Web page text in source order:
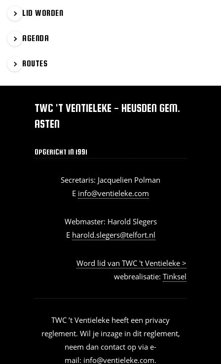
LID WORDEN
AGENDA
ROUTES
TWC 'T VENTIELEKE - HEUSDEN GEM.
ASTEN
OPGERICHT IN 1991
Secretaris: Jacquelien Polman
E info@ventieleke.com
Webmaster: Harold Slegers
E harold.slegers@telfort.nl
Word lid van TWC 't Ventieleke >
webrealisatie:Tinksel
TWC ’t Ventieleke heeft een privacy
reglement. Wil je inzage in dit reglement,
neem dan contact op via e-
mail: info@ventieleke.com.